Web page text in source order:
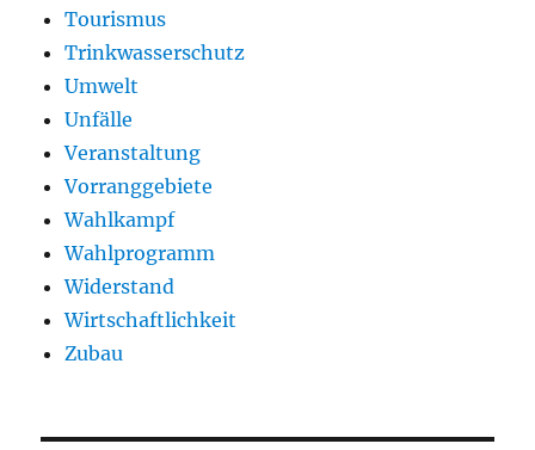
Tourismus
Trinkwasserschutz
Umwelt
Unfälle
Veranstaltung
Vorranggebiete
Wahlkampf
Wahlprogramm
Widerstand
Wirtschaftlichkeit
Zubau